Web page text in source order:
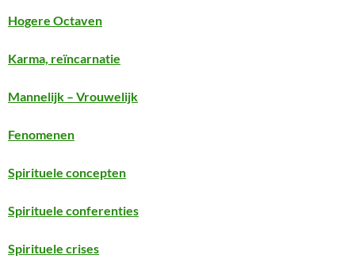
Hogere Octaven
Karma, reïncarnatie
Mannelijk – Vrouwelijk
Fenomenen
Spirituele concepten
Spirituele conferenties
Spirituele crises